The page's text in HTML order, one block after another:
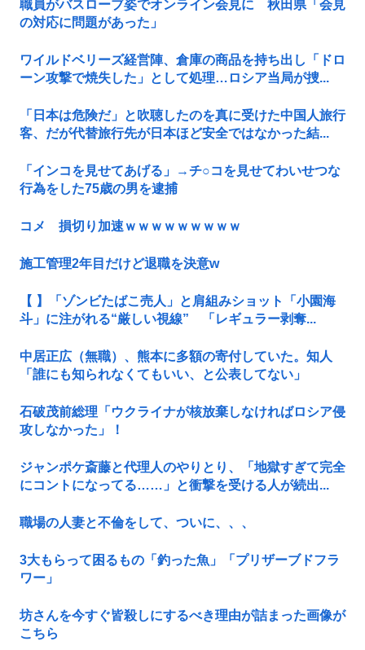
職員がバスローブ姿でオンライン会見に 秋田県「会見
の対応に問題があった」
ワイルドベリーズ経営陣、倉庫の商品を持ち出し「ドロ
ーン攻撃で焼失した」として処理…ロシア当局が捜...
「日本は危険だ」と吹聴したのを真に受けた中国人旅行
客、だが代替旅行先が日本ほど安全ではなかった結...
「インコを見せてあげる」→チ○コを見せてわいせつな
行為をした75歳の男を逮捕
コメ 損切り加速ｗｗｗｗｗｗｗｗｗ
施工管理2年目だけど退職を決意w
【 】「ゾンビたばこ売人」と肩組みショット「小園海
斗」に注がれる“厳しい視線” 「レギュラー剥奪...
中居正広（無職）、熊本に多額の寄付していた。知人
「誰にも知られなくてもいい、と公表してない」
石破茂前総理「ウクライナが核放棄しなければロシア侵
攻しなかった」！
ジャンポケ斎藤と代理人のやりとり、「地獄すぎて完全
にコントになってる……」と衝撃を受ける人が続出...
職場の人妻と不倫をして、ついに、、、
3大もらって困るもの「釣った魚」「プリザーブドフラ
ワー」
坊さんを今すぐ皆殺しにするべき理由が詰まった画像が
こちら